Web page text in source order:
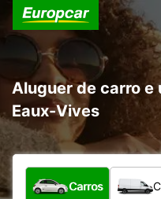
Aluguer de carro e
Eaux-Vives
Que tipo de veículo
Carros